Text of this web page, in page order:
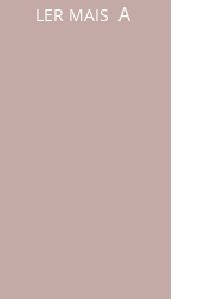
LER MAIS